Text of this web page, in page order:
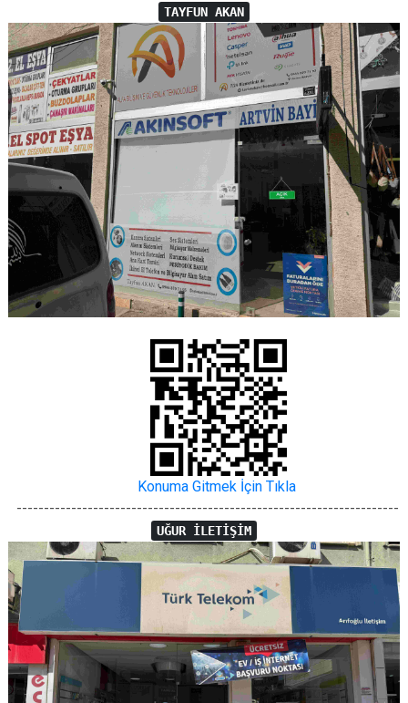
TAYFUN AKAN
Konuma Gitmek İçin Tıkla
----------------------------------------------------------------------
UĞUR İLETİŞİM